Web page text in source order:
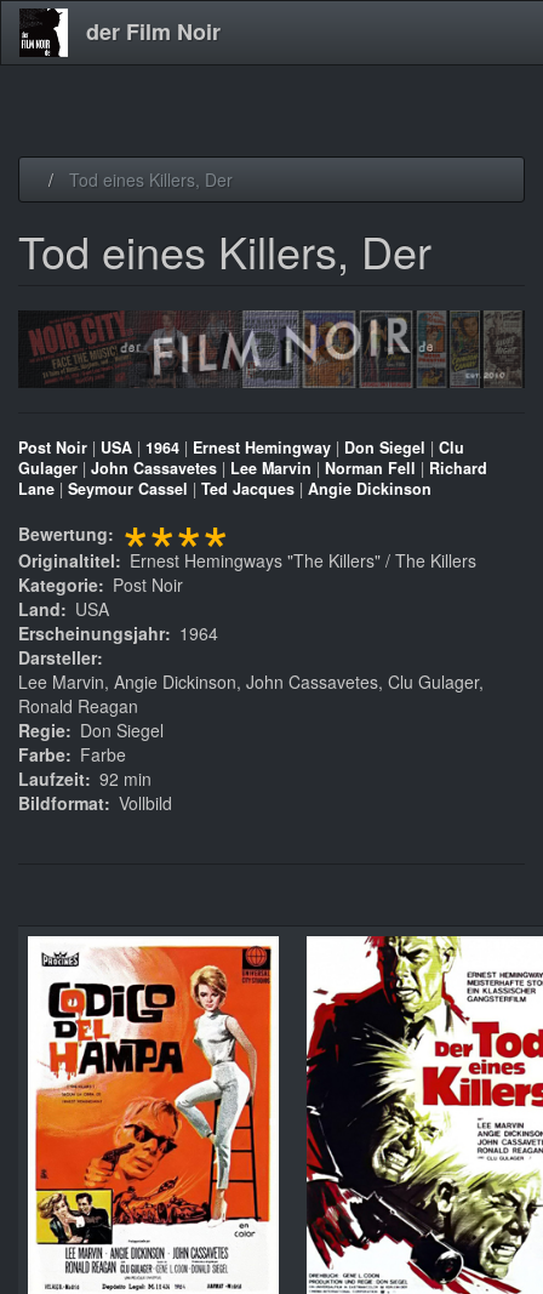
der Film Noir
Tod eines Killers, Der
Tod eines Killers, Der
Post Noir | USA | 1964 | Ernest Hemingway | Don Siegel | Clu
Gulager | John Cassavetes | Lee Marvin | Norman Fell | Richard
Lane | Seymour Cassel | Ted Jacques | Angie Dickinson
Bewertung ****
Originaltitel
Ernest Hemingways "The Killers" / The Killers
Kategorie
Post Noir
Land
USA
Erscheinungsjahr
1964
Darsteller
Lee Marvin, Angie Dickinson, John Cassavetes, Clu Gulager,
Ronald Reagan
Regie
Don Siegel
Farbe
Farbe
Laufzeit 92 min
Bildformat Vollbild